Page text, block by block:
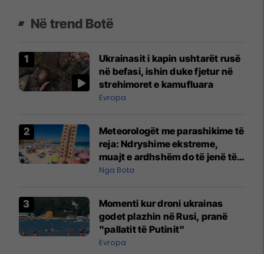
Në trend Botë
Ukrainasit i kapin ushtarët rusë
në befasi, ishin duke fjetur në
strehimoret e kamufluara
Evropa
Meteorologët me parashikime të
reja: Ndryshime ekstreme,
muajt e ardhshëm do të jenë të
pazakontë
Nga Bota
Momenti kur droni ukrainas
godet plazhin në Rusi, pranë
"pallatit të Putinit"
Evropa